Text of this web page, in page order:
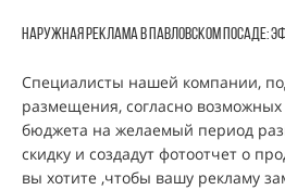
Наружная реклама в Павловском посаде:
Специалисты нашей компании,
размещения, согласно
бюджета на желаемый период
скидку и создадут фотоотчет о
вы хотите ,чтобы вашу рекламу